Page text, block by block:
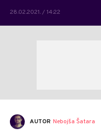
28.02.2021. / 14:22
AUTOR Nebojša Šatara